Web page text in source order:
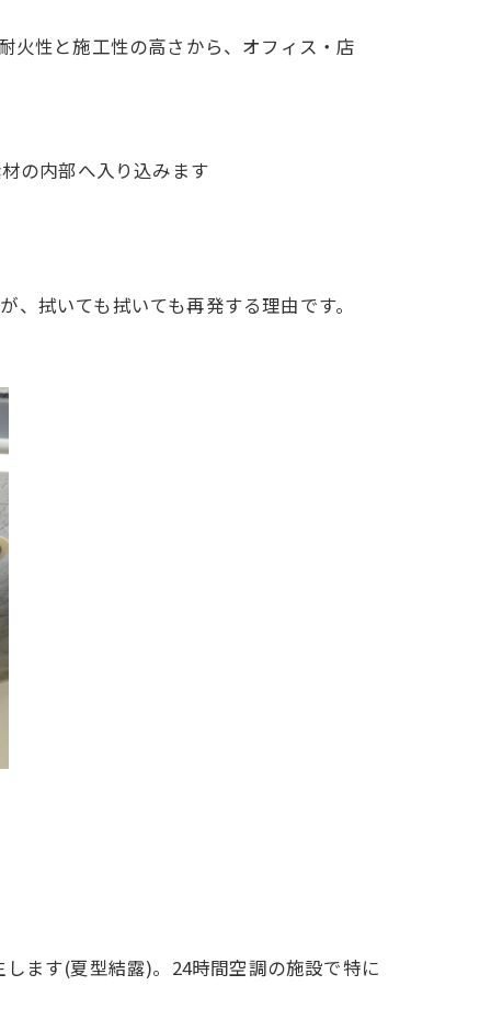
火性と施工性の高さから、オフィス・店
の内部へ入り込みます
拭いても拭いても再発する理由です。
ます(夏型結露)。24時間空調の施設で特に